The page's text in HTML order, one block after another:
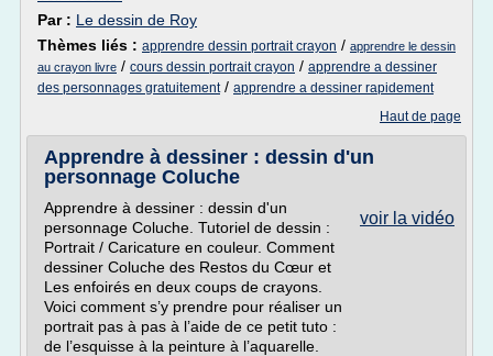
Par : Le dessin de Roy
Thèmes liés : apprendre dessin portrait crayon / apprendre le dessin
au crayon livre / cours dessin portrait crayon / apprendre a dessiner
des personnages gratuitement/ apprendre a dessiner rapidement
Haut de page
Apprendre à dessiner : dessin d'un
personnage Coluche
voir la vidéo
Apprendre à dessiner : dessin d'un
personnage Coluche. Tutoriel de dessin :
Portrait / Caricature en couleur. Comment
dessiner Coluche des Restos du Cœur et
Les enfoirés en deux coups de crayons.
Voici comment s’y prendre pour réaliser un
portrait pas à pas à l’aide de ce petit tuto :
de l’esquisse à la peinture à l’aquarelle.